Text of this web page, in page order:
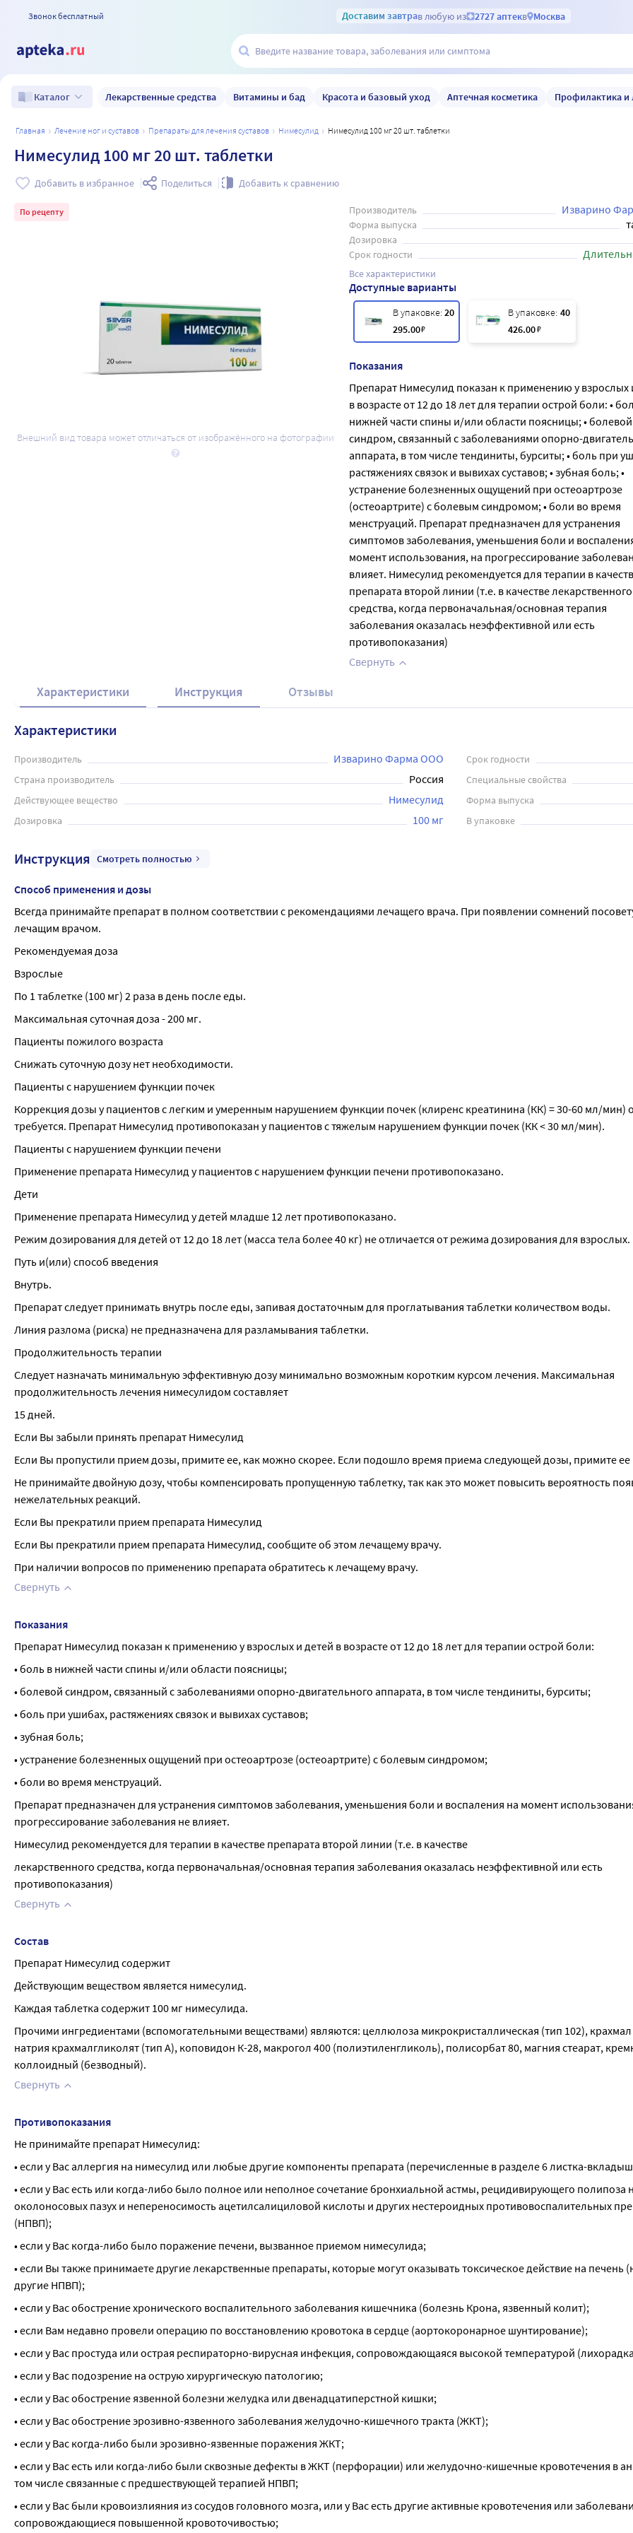
Звонок бесплатный Доставим завтрав любую из 2727 аптекв Москва
Каталог Лекарственные средства Витамины и бад Красота и базовый уход Аптечная косметика Профилактика и
главная лечение ног и суставов препараты для лечения суставов нимесулид Нимесулид 100 мг 20 шт. таблетки
Нимесулид 100 мг 20 шт. таблетки
Добавить в избранное Поделиться Добавить к сравнению
По рецепту
Внешний вид товара может отличаться от изображённого на фотографии
Производитель Изварино
Форма выпуска
Дозировка
Срок годности
Все характеристики
Доступные варианты
В упаковке: 20
295.00₽
В упаковке: 40
426.00₽
Показания
Препарат Нимесулид показан к применению у взрослых
в возрасте от 12 до 18 лет для терапии острой боли: •
нижней части спины и/или области поясницы; • болевой
синдром, связанный с заболеваниями опорно-
аппарата, в том числе тендиниты, бурситы; • боль при
растяжениях связок и вывихах суставов; • зубная боль; •
устранение болезненных ощущений при остеоартрозе
(остеоартрите) с болевым синдромом; • боли во время
менструаций. Препарат предназначен для устранения
симптомов заболевания, уменьшения боли и
момент использования, на прогрессирование
влияет. Нимесулид рекомендуется для терапии в
препарата второй линии (т.е. в качестве лекарственного
средства, когда первоначальная/основная терапия
заболевания оказалась неэффективной или есть
противопоказания)
Свернуть
Характеристики Инструкция Отзывы
Характеристики
Производитель Изварино Фарма ООО
Срок годности
Страна производитель
Россия
Специальные свойства
Действующее вещество
Нимесулид
Форма выпуска
Дозировка
100 мг В упаковке
Инструкция Смотреть полностью
Способ применения и дозы
Всегда принимайте препарат в полном соответствии с рекомендациями лечащего врача. При появлении сомнений
лечащим врачом.
Рекомендуемая доза
Взрослые
По 1 таблетке (100 мг) 2 раза в день после еды.
Максимальная суточная доза - 200 мг.
Пациенты пожилого возраста
Снижать суточную дозу нет необходимости.
Пациенты с нарушением функции почек
Коррекция дозы у пациентов с легким и умеренным нарушением функции почек (клиренс креатинина (КК) = 30-60 мл/мин)
требуется. Препарат Нимесулид противопоказан у пациентов с тяжелым нарушением функции почек (КК < 30 мл/мин).
Пациенты с нарушением функции печени
Применение препарата Нимесулид у пациентов с нарушением функции печени противопоказано.
Дети
Применение препарата Нимесулид у детей младше 12 лет противопоказано.
Режим дозирования для детей от 12 до 18 лет (масса тела более 40 кг) не отличается от режима дозирования для взрослых.
Путь и(или) способ введения
Внутрь.
Препарат следует принимать внутрь после еды, запивая достаточным для проглатывания таблетки количеством воды.
Линия разлома (риска) не предназначена для разламывания таблетки.
Продолжительность терапии
Следует назначать минимальную эффективную дозу минимально возможным коротким курсом лечения. Максимальная
продолжительность лечения нимесулидом составляет
15 дней.
Если Вы забыли принять препарат Нимесулид
Если Вы пропустили прием дозы, примите ее, как можно скорее. Если подошло время приема следующей дозы, примите
Не принимайте двойную дозу, чтобы компенсировать пропущенную таблетку, так как это может повысить вероятность
нежелательных реакций.
Если Вы прекратили прием препарата Нимесулид
Если Вы прекратили прием препарата Нимесулид, сообщите об этом лечащему врачу.
При наличии вопросов по применению препарата обратитесь к лечащему врачу.
Свернуть
Показания
Препарат Нимесулид показан к применению у взрослых и детей в возрасте от 12 до 18 лет для терапии острой боли:
• боль в нижней части спины и/или области поясницы;
• болевой синдром, связанный с заболеваниями опорно-двигательного аппарата, в том числе тендиниты, бурситы;
• боль при ушибах, растяжениях связок и вывихах суставов;
• зубная боль;
• устранение болезненных ощущений при остеоартрозе (остеоартрите) с болевым синдромом;
• боли во время менструаций.
Препарат предназначен для устранения симптомов заболевания, уменьшения боли и воспаления на момент
прогрессирование заболевания не влияет.
Нимесулид рекомендуется для терапии в качестве препарата второй линии (т.е. в качестве
лекарственного средства, когда первоначальная/основная терапия заболевания оказалась неэффективной или есть
противопоказания)
Свернуть
Состав
Препарат Нимесулид содержит
Действующим веществом является нимесулид.
Каждая таблетка содержит 100 мг нимесулида.
Прочими ингредиентами (вспомогательными веществами) являются: целлюлоза микрокристаллическая (тип 102),
натрия крахмалгликолят (тип А), коповидон К-28, макрогол 400 (полиэтиленгликоль), полисорбат 80, магния стеарат,
коллоидный (безводный).
Свернуть
Противопоказания
Не принимайте препарат Нимесулид:
• если у Вас аллергия на нимесулид или любые другие компоненты препарата (перечисленные в разделе 6 листка-
• если у Вас есть или когда-либо было полное или неполное сочетание бронхиальной астмы, рецидивирующего полипоза
околоносовых пазух и непереносимость ацетилсалициловой кислоты и других нестероидных противовоспалительных
(НПВП);
• если у Вас когда-либо было поражение печени, вызванное приемом нимесулида;
• если Вы также принимаете другие лекарственные препараты, которые могут оказывать токсическое действие на печень
другие НПВП);
• если у Вас обострение хронического воспалительного заболевания кишечника (болезнь Крона, язвенный колит);
• если Вам недавно провели операцию по восстановлению кровотока в сердце (аортокоронарное шунтирование);
• если у Вас простуда или острая респираторно-вирусная инфекция, сопровождающаяся высокой температурой
• если у Вас подозрение на острую хирургическую патологию;
• если у Вас обострение язвенной болезни желудка или двенадцатиперстной кишки;
• если у Вас обострение эрозивно-язвенного заболевания желудочно-кишечного тракта (ЖКТ);
• если у Вас когда-либо были эрозивно-язвенные поражения ЖКТ;
• если у Вас есть или когда-либо были сквозные дефекты в ЖКТ (перфорации) или желудочно-кишечные кровотечения в
том числе связанные с предшествующей терапией НПВП;
• если у Вас были кровоизлияния из сосудов головного мозга, или у Вас есть другие активные кровотечения или
сопровождающиеся повышенной кровоточивостью;